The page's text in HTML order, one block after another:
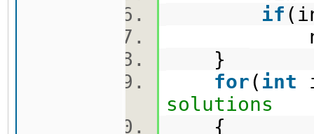
if
}
for( int
solutions
{